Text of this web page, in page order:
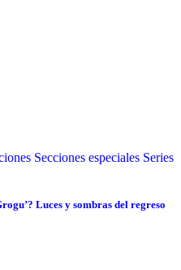
Secciones especiales Series
Luces y sombras del regreso